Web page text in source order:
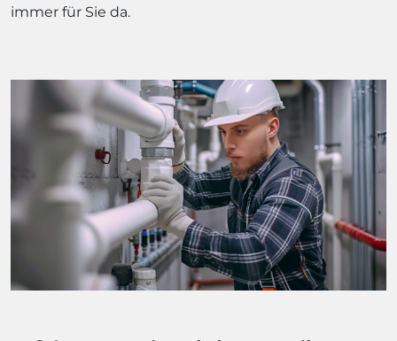
immer für Sie da.